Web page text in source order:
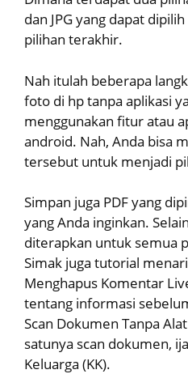
dan JPG yang dapat
pilihan terakhir.
Nah itulah beberapa
foto di hp tanpa aplikasi
menggunakan fitur atau
android. Nah, Anda bisa
tersebut untuk menjadi
Simpan juga PDF yang
yang Anda inginkan.
diterapkan untuk semua
Simak juga tutorial
Menghapus Komentar
tentang informasi
Scan Dokumen Tanpa
satunya scan dokumen,
Keluarga (KK).